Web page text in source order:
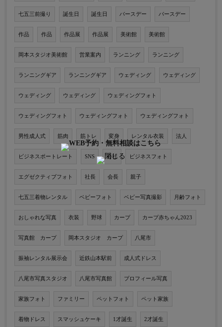
七五三前撮り 誕生日 誕生日 バースデー バースデー
作品 作品 作品展 作品展 美術館 美術館
岡本スタジオ美術館 営業案内 ランニング ランニング
ランニングギア ランニングギア ウェディング ウェディング
ウェディング ウェディング ウェディングフォト
ウェディングフォト ウェディングフォト ウェディングフォト
男性成人式 筋肉 筋トレ 変身 レンタル衣装 法人
ビジネスポートレート SNS 会社 ビジネスフォト
エグゼクティブフォト 社長 会長 親子
七五三着物レンタル ベビーフォト ベビー写真撮影 月齢フォト
おしゃれな写真 衣装 野球 カープ カープ赤ちゃん2023
写真館 カープ 岡本スタジオ カープ 八尾市
振袖レンタル展示会 近鉄山本駅前 成人式ドレス
八尾市写真スタジオ 八尾市写真館 プロフィール写真
家族フォト ファミリー ペットフォト ペット家族
着物ドレス スマッシュケーキ 1才誕生 2才誕生